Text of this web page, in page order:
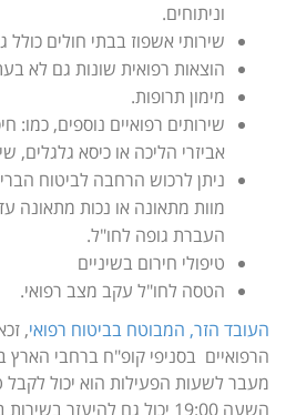
וניתוחים.
שירותי אשפוז בבתי חולים כולל
הוצאות רפואית שונות גם לא
מימון תרופות.
שירותים רפואיים נוספים, כמו:
אביזרי הליכה או כיסא גלגלים,
ניתן לרכוש הרחבה לביטוח
העברת גופה לחו"ל.
טיפולי חירום בשיניים
הטסה לחו"ל עקב מצב רפואי.
העובד הזר, המבוטח בביטוח רפואי,
הרפואיים בסניפי קופ"ח ברחבי הארץ
מעבר לשעות הפעילות הוא יכול לקבל
השעה 19:00 יכול גם להיעזר